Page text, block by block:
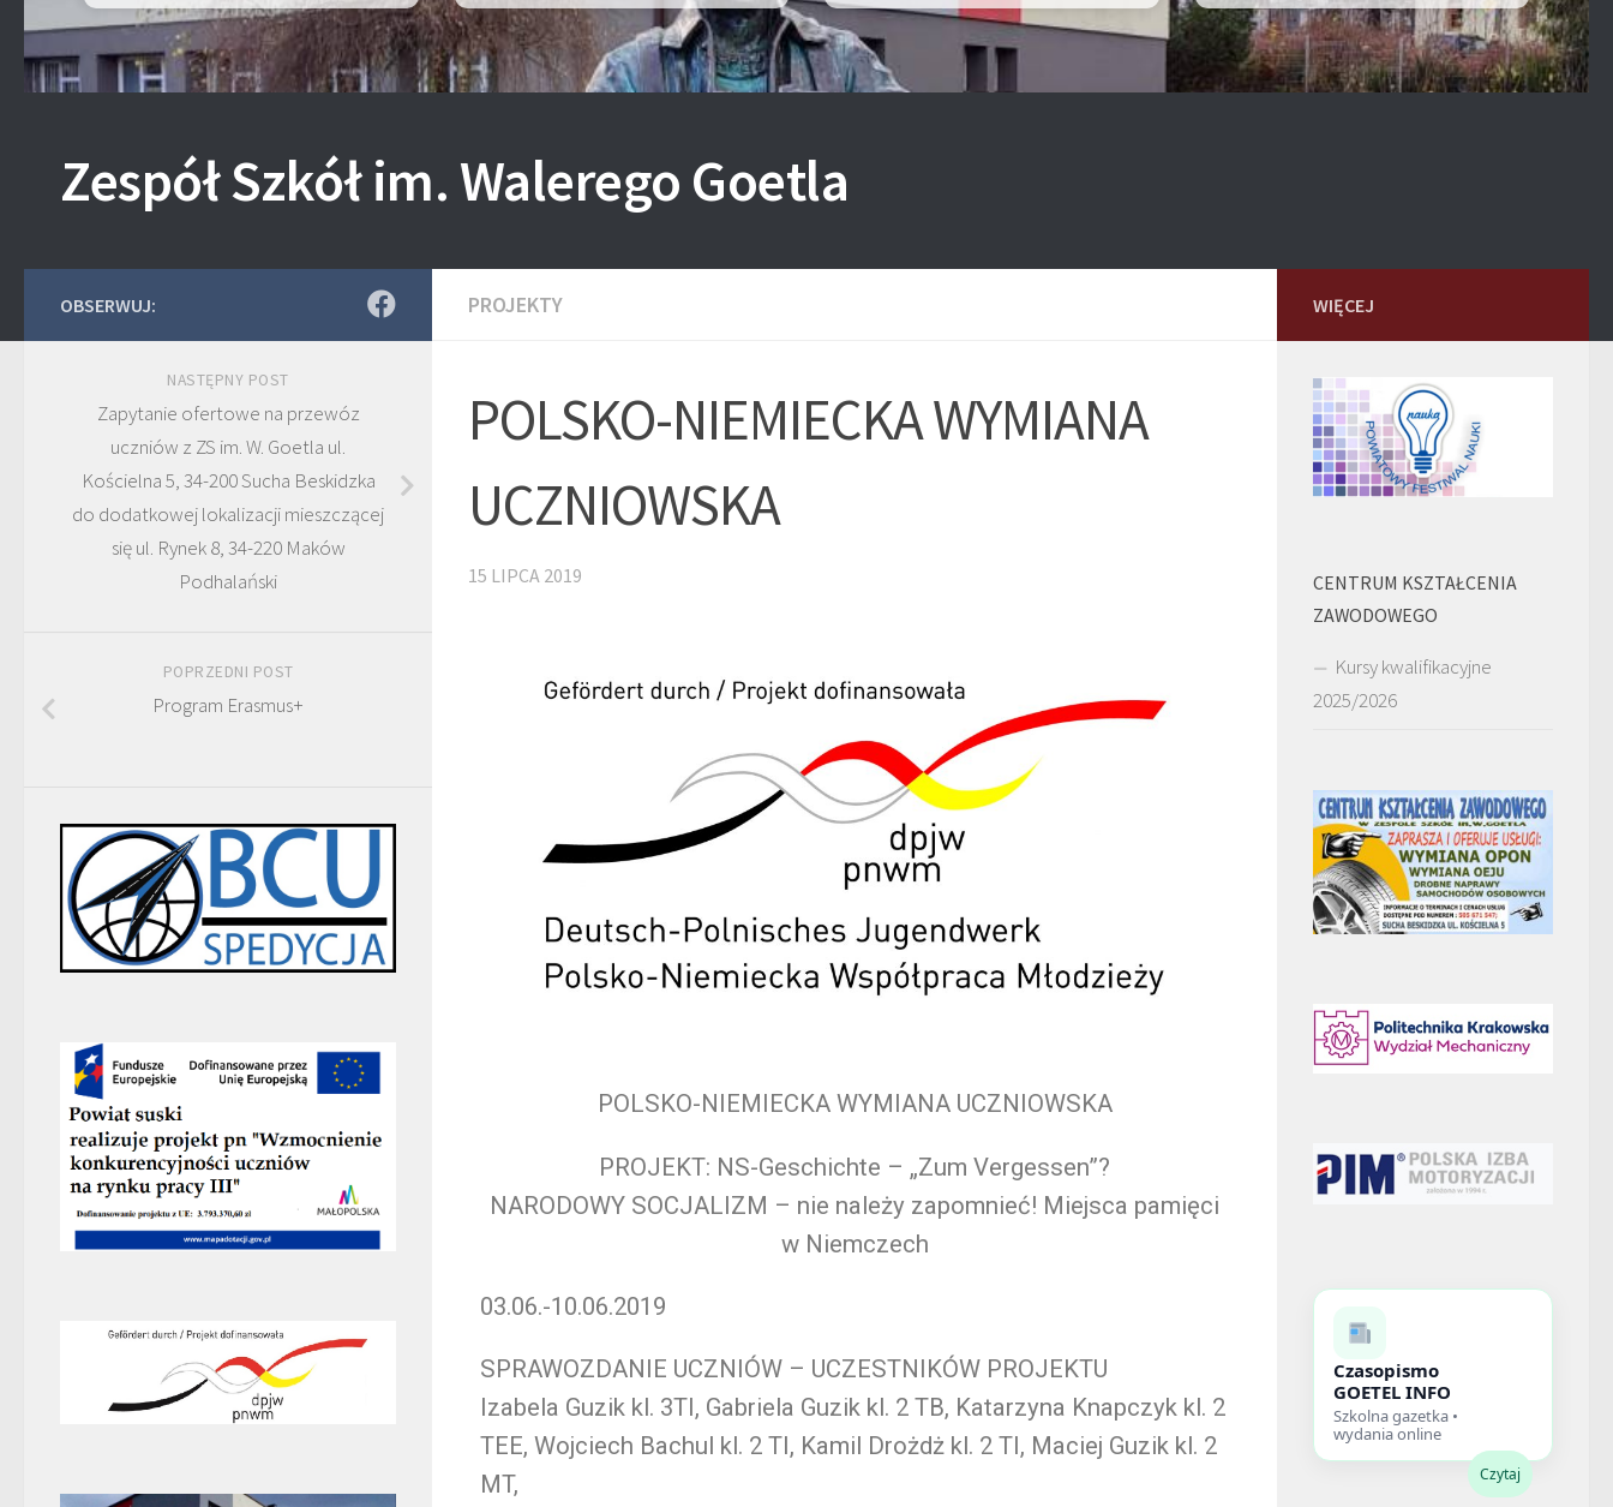
Zespół Szkół im. Walerego Goetla
PROJEKTY
POLSKO-NIEMIECKA WYMIANA
UCZNIOWSKA
15 LIPCA 2019
POLSKO-NIEMIECKA WYMIANA UCZNIOWSKA
PROJEKT: NS-Geschichte – „Zum Vergessen”?
NARODOWY SOCJALIZM – nie należy zapomnieć! Miejsca pamięci
w Niemczech
03.06.-10.06.2019
SPRAWOZDANIE UCZNIÓW – UCZESTNIKÓW PROJEKTU
Izabela Guzik kl. 3TI, Gabriela Guzik kl. 2 TB, Katarzyna Knapczyk kl. 2
TEE, Wojciech Bachul kl. 2 TI, Kamil Drożdż kl. 2 TI, Maciej Guzik kl. 2
MT,
OBSERWUJ:
NASTĘPNY POST
Zapytanie ofertowe na przewóz
uczniów z ZS im. W. Goetla ul.
Kościelna 5, 34-200 Sucha Beskidzka
do dodatkowej lokalizacji mieszczącej
się ul. Rynek 8, 34-220 Maków
Podhalański
POPRZEDNI POST
Program Erasmus+
WIĘCEJ
CENTRUM KSZTAŁCENIA
ZAWODOWEGO
Kursy kwalifikacyjne
2025/2026
Czasopismo
GOETEL INFO
Szkolna gazetka •
wydania online
Czytaj